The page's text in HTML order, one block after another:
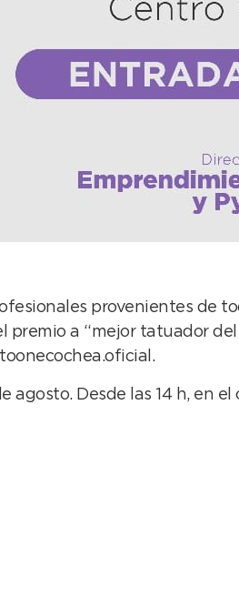
provenientes de
premio a “mejor tatuador
agosto. Desde las 14 h, en